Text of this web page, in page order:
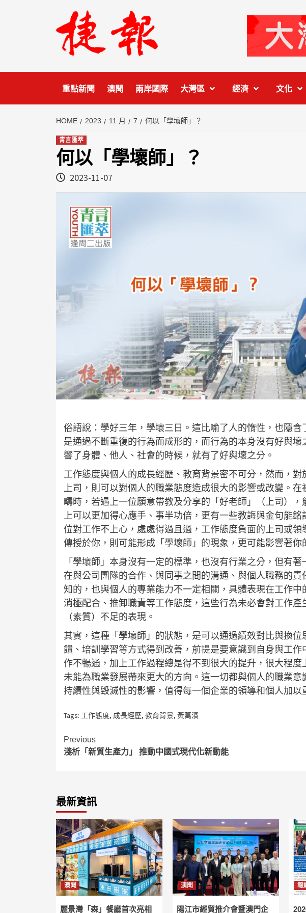
重點新聞 澳聞 兩岸國際 大灣區 經濟 文化
HOME 2023 11 月 7 何以「學壞師」？
青言匯萃
何以「學壞師」？
2023-11-07
俗語說：學好三年，學壞三日。這比喻了人的惰性，也隱
是通過不斷重復的行為而成形的，而行為的本身沒有好與
響了身體、他人、社會的時候，就有了好與壞之分。
工作態度與個人的成長經歷、教育背景密不可分，然而，
上司，則可以對個人的職業態度造成很大的影響或改變。
疇時，若遇上一位願意帶教及分享的「好老師」（上司）
上可以更加得心應手、事半功倍，更有一些教誨與金句能
位對工作不上心，處處得過且過，工作態度負面的上司或
傳授於你，則可能形成「學壞師」的現象，更可能影響著你
「學壞師」本身沒有一定的標準，也沒有行業之分，但有
在與公司團隊的合作、與同事之間的溝通、與個人職務的
知的，也與個人的專業能力不一定相關，具體表現在工作中
消極配合、推卸職責等工作態度，這些行為未必會對工作
（素質）不足的表現。
其實，這種「學壞師」的狀態，是可以通過績效對比與換
饋、培訓學習等方式得到改善，前提是要意識到自身與工
作不暢通，加上工作過程總是得不到很大的提升，很大程
未能為職業發展帶來更大的方向。這一切都與個人的職業
持續性與毀滅性的影響，值得每一個企業的領導和個人加以
Tags: 工作態度, 成長經歷, 教育背景, 黃萬濱
Continue
Reading
Previous
淺析「新質生產力」 推動中國式現代化新動能
最新資訊
澳聞
麗景灣「森」餐廳首次亮相
澳聞
陽江市經貿推介會暨澳門企
報